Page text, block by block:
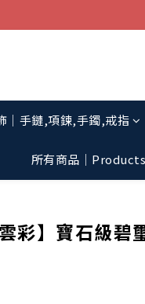
│手鏈,項鍊,手鐲,戒指
所有商品｜Products
彩】寶石級碧